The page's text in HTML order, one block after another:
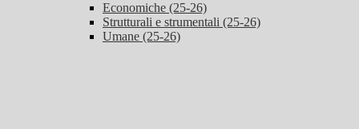
Economiche (25-26)
Strutturali e strumentali (25-26)
Umane (25-26)